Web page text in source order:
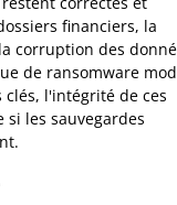
financiers, la
corruption des
de ransomware
l'intégrité de ces
les sauvegardes